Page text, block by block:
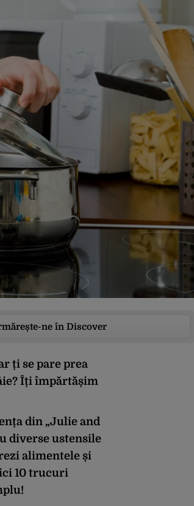
ne în Discover
ți se pare prea
Îți împărtășim
din „Julie and
diverse ustensile
alimentele și
10 trucuri